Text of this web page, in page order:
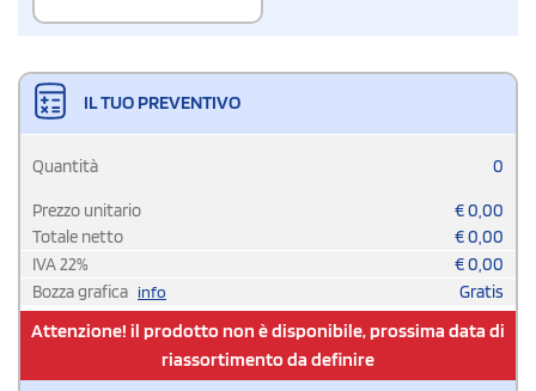
IL TUO PREVENTIVO
Quantità 0
Prezzo unitario €0,00
Totale netto
€0,00
IVA22% €0,00
Bozza grafica info Gratis
Attenzione! il prodotto non è disponibile, prossima data di
riassortimento da definire